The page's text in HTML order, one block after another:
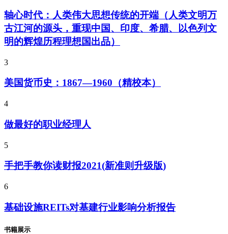
轴心时代：人类伟大思想传统的开端（人类文明万
古江河的源头，重现中国、印度、希腊、以色列文
明的辉煌历程理想国出品）
3
美国货币史：1867—1960（精校本）
4
做最好的职业经理人
5
手把手教你读财报2021(新准则升级版)
6
基础设施REITs对基建行业影响分析报告
书籍展示